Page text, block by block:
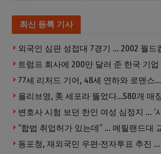
최신 등록 기사
77세 리처드 기어, 48세 연하와 로맨스